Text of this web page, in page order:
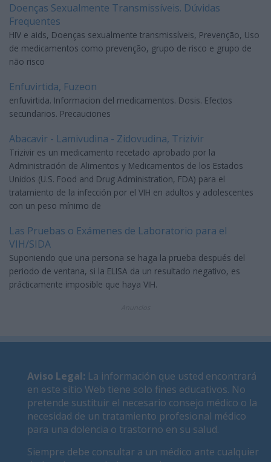
Doenças Sexualmente Transmissíveis. Dúvidas
Frequentes
HIV e aids, Doenças sexualmente transmissíveis, Prevenção, Uso
de medicamentos como prevenção, grupo de risco e grupo de
não risco
Enfuvirtida, Fuzeon
enfuvirtida. Informacion del medicamentos. Dosis. Efectos
secundarios. Precauciones
Abacavir - Lamivudina - Zidovudina, Trizivir
Trizivir es un medicamento recetado aprobado por la
Administración de Alimentos y Medicamentos de los Estados
Unidos (U.S. Food and Drug Administration, FDA) para el
tratamiento de la infección por el VIH en adultos y adolescentes
con un peso mínimo de
Las Pruebas o Exámenes de Laboratorio para el
VIH/SIDA
Suponiendo que una persona se haga la prueba después del
periodo de ventana, si la ELISA da un resultado negativo, es
prácticamente imposible que haya VIH.
Aviso Legal: La información que usted encontrará
en este sitio Web tiene solo fines educativos. No
pretende sustituir el necesario consejo médico o la
necesidad de un tratamiento profesional médico
para una dolencia o trastorno en su salud.
Siempre debe consultar a un médico ante cualquier